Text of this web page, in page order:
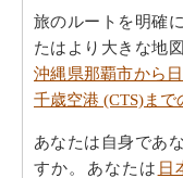
旅のルートを明確
たはより大きな地
沖縄県那覇市から
千歳空港 (CTS)まで
あなたは自身であ
すか。あなたは 日